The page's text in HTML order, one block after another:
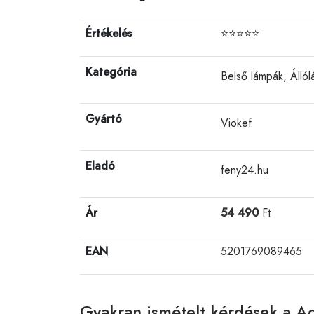
Értékelés ⭐⭐⭐⭐⭐
Kategória Belső lámpák,
Gyártó Viokef
Eladó feny24.hu
Ár 54 490Ft
EAN 5201769089465